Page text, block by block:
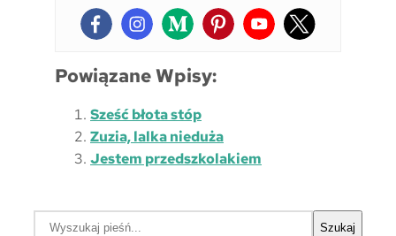
Powiązane Wpisy:
Sześć błota stóp
Zuzia, lalka nieduża
Jestem przedszkolakiem
Szukaj